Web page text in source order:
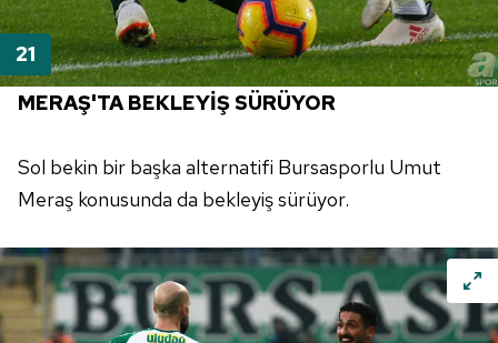
MERAŞ'TA BEKLEYİŞ SÜRÜYOR
Sol bekin bir başka alternatifi Bursasporlu Umut
Meraş konusunda da bekleyiş sürüyor.